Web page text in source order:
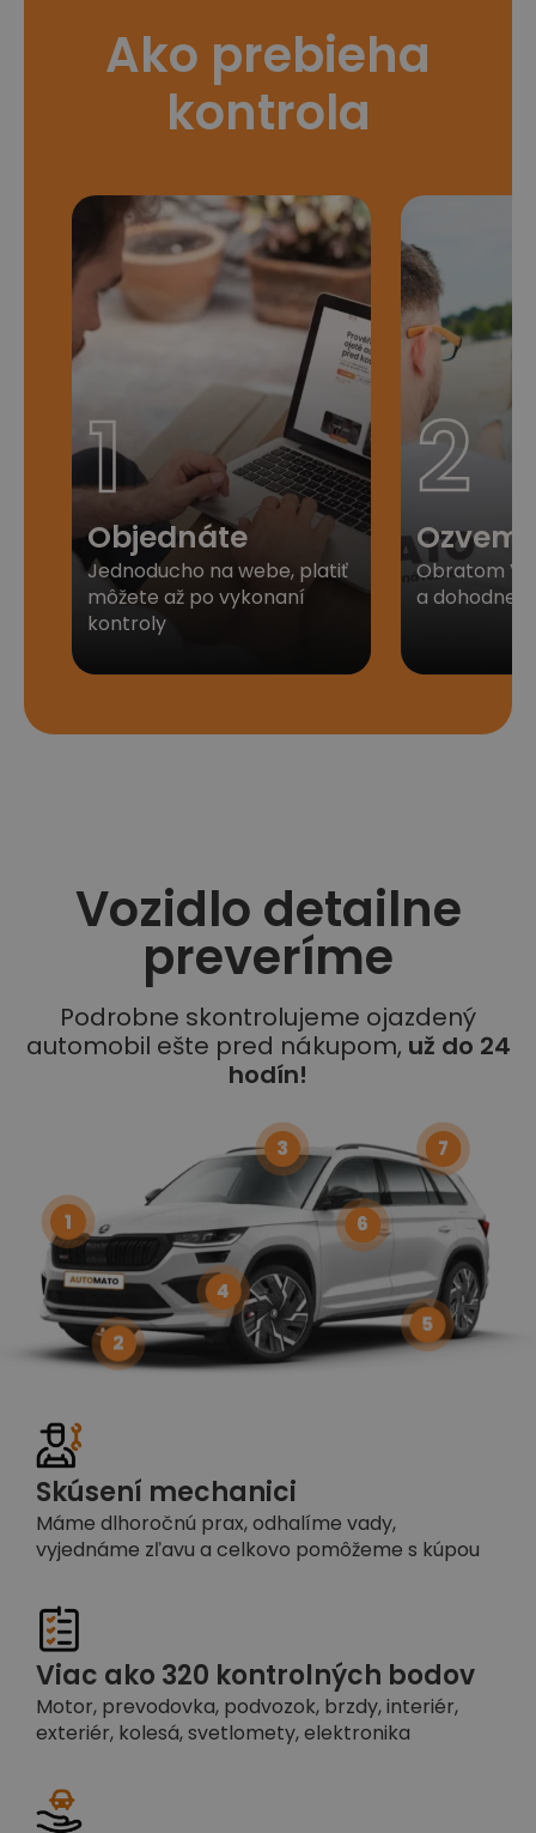
Ako prebieha
kontrola
1
Objednáte
Jednoducho na webe, platiť
môžete až po vykonaní
kontroly
2
Obratom
a
Vozidlo detailne
preveríme
Podrobne skontrolujeme ojazdený
automobil ešte pred nákupom, už do 24
hodín!
Skúsení mechanici
Máme dlhoročnú prax, odhalíme vady,
vyjednáme zľavu a celkovo pomôžeme s kúpou
Viac ako 320 kontrolných bodov
Motor, prevodovka, podvozok, brzdy, interiér,
exteriér, kolesá, svetlomety, elektronika
1
2
3
4
5
6
7